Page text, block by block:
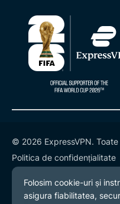
© 2026 ExpressVPN.
Politica de confidențialitate
Termeni și condiții
Preferințe cookies